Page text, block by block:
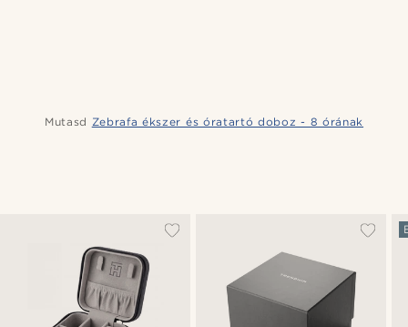
Mutasd Zebrafa ékszer és óratartó doboz - 8 órának